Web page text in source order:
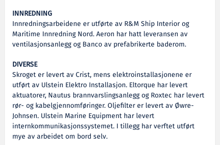
INNREDNING
Innredningsarbeidene er utførte av R&M Ship Interior og
Maritime Innredning Nord. Aeron har hatt leveransen av
ventilasjonsanlegg og Banco av prefabrikerte baderom.
DIVERSE
Skroget er levert av Crist, mens elektroinstallasjonene er
utført av Ulstein Elektro Installasjon. Eltorque har levert
aktuatorer, Nautus brannvarslingsanlegg og Roxtec har levert
rør- og kabelgjennomføringer. Oljefilter er levert av Øwre-
Johnsen. Ulstein Marine Equipment har levert
internkommunikasjonssystemet. I tillegg har verftet utført
mye av arbeidet om bord selv.